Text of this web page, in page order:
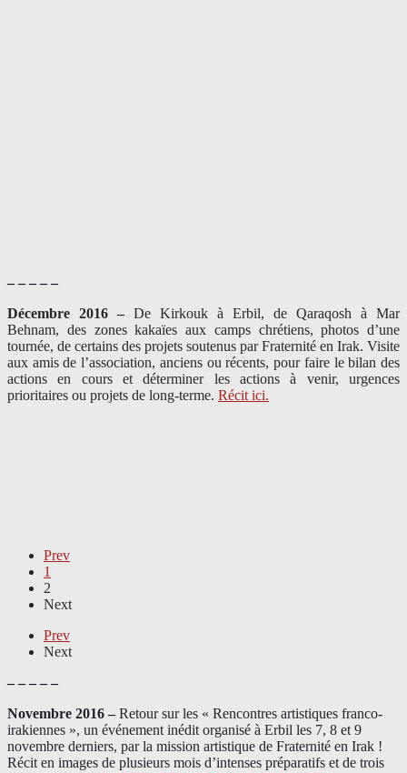
– – – – –
Décembre 2016 – De Kirkouk à Erbil, de Qaraqosh à Mar
Behnam, des zones kakaïes aux camps chrétiens, photos d’une
tournée, de certains des projets soutenus par Fraternité en Irak. Visite
aux amis de l’association, anciens ou récents, pour faire le bilan des
actions en cours et déterminer les actions à venir, urgences
prioritaires ou projets de long-terme. Récit ici.
Prev
1
2
Next
Prev
Next
– – – – –
Novembre 2016 – Retour sur les « Rencontres artistiques franco-
irakiennes », un événement inédit organisé à Erbil les 7, 8 et 9
novembre derniers, par la mission artistique de Fraternité en Irak !
Récit en images de plusieurs mois d’intenses préparatifs et de trois